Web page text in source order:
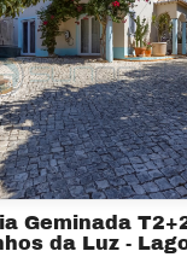
Geminada
da Luz -